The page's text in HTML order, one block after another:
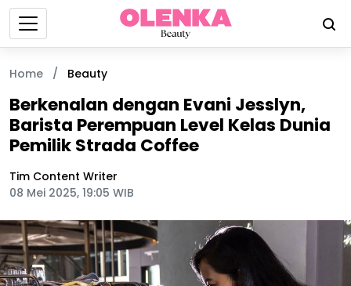
Home / Beauty
Berkenalan dengan Evani Jesslyn,
Barista Perempuan Level Kelas Dunia
Pemilik Strada Coffee
Tim Content Writer
08 Mei 2025, 19:05 WIB